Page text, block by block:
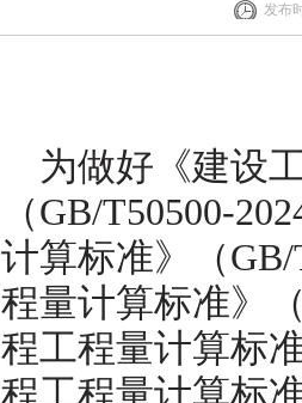
发布
为做好《建设
（GB/T50500-
计算标准》（
程量计算标准》
程工程量计算标
程工程量计算标